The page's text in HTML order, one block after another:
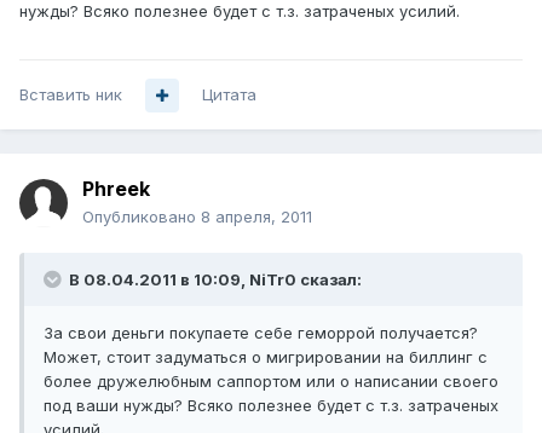
нужды? Всяко полезнее будет с т.з. затраченых усилий.
Вставить ник Цитата
Phreek
Опубликовано 8 апреля, 2011
В 08.04.2011 в 10:09, NiTr0 сказал:
За свои деньги покупаете себе геморрой получается?
Может, стоит задуматься о мигрировании на биллинг с
более дружелюбным саппортом или о написании своего
под ваши нужды? Всяко полезнее будет с т.з. затраченых